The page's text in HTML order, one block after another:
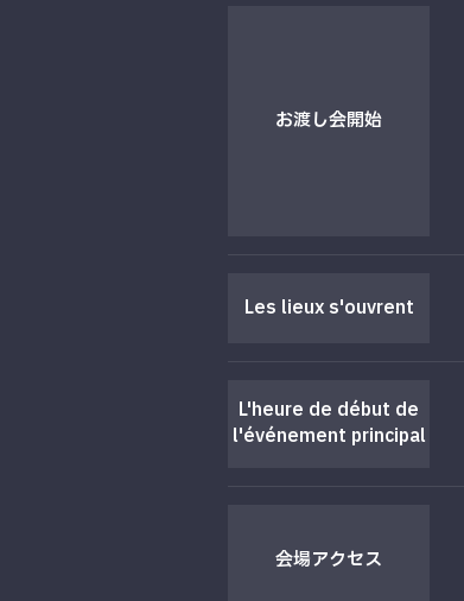
お渡し会開始
Les lieux s'ouvrent
L'heure de début de
l'événement principal
会場アクセス